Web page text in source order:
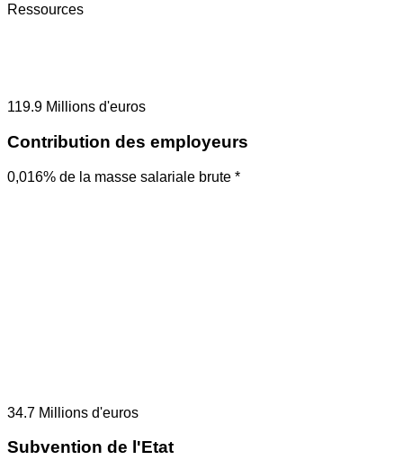
Ressources
119.9 Millions d'euros
Contribution des employeurs
0,016% de la masse salariale brute *
34.7 Millions d'euros
Subvention de l'Etat